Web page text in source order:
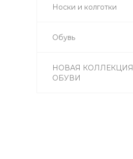
Носки и колготки
Обувь
НОВАЯ КОЛЛЕКЦИЯ
ОБУВИ